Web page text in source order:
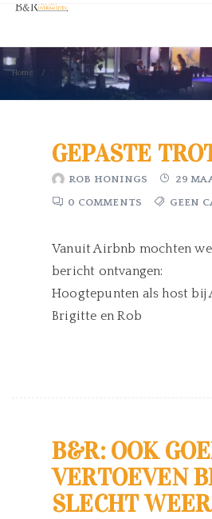
Home
GEPASTE
ROB HONINGS 29
0 COMMENTS GEEN
Vanuit Airbnb mochten
bericht ontvangen:
Hoogtepunten als host bij
Brigitte en Rob
B&R: OOK
VERTOEVEN
SLECHT